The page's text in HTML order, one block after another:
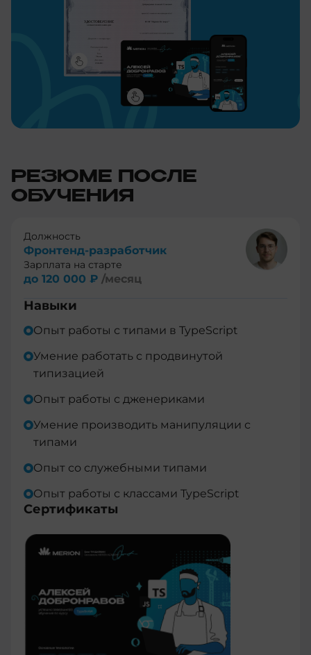
РЕЗЮМЕ ПОСЛЕ
ОБУЧЕНИЯ
Должность
Фронтенд-разработчик
Зарплата на старте
до 120 000 ₽ /месяц
Навыки
Опыт работы с типами в TypeScript
Умение работать с продвинутой
типизацией
Опыт работы с дженериками
Умение производить манипуляции с
типами
Опыт со служебными типами
Опыт работы с классами TypeScript
Сертификаты